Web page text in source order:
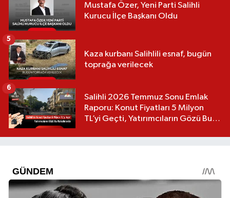
Mustafa Özer, Yeni Parti Salihli
Kurucu İlçe Başkanı Oldu
Kaza kurbanı Salihlili esnaf, bugün
toprağa verilecek
5
Salihli 2026 Temmuz Sonu Emlak
Raporu: Konut Fiyatları 5 Milyon
TL’yi Geçti, Yatırımcıların Gözü Bu
6